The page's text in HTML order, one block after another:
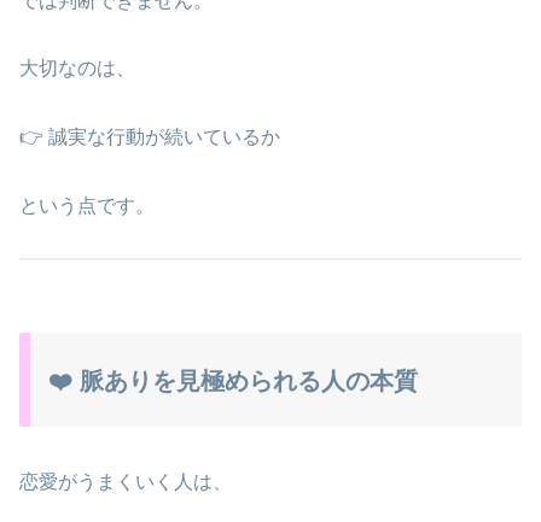
大切なのは、
👉 誠実な行動が続いているか
という点です。
❤️ 脈ありを見極められる人の本質
恋愛がうまくいく人は、